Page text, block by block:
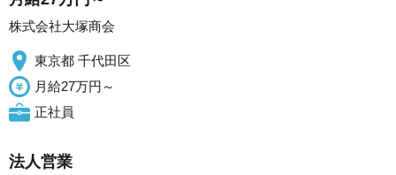
株式会社大塚商会
東京都 千代田区
月給27万円～
正社員
法人営業